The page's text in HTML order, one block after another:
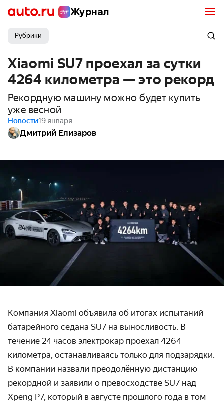
Журнал
Рубрики
Xiaomi SU7 проехал за сутки
4264 километра — это рекорд
Рекордную машину можно будет купить
уже весной
Новости19 января
Дмитрий Елизаров
Компания Xiaomi объявила об итогах испытаний
батарейного седана SU7 на выносливость. В
течение 24 часов электрокар проехал 4264
километра, останавливаясь только для подзарядки.
В компании назвали преодолённую дистанцию
рекордной и заявили о превосходстве SU7 над
Xpeng P7, который в августе прошлого года в том